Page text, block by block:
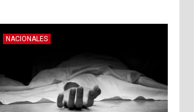
NACIONALES